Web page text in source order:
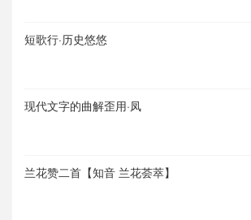
短歌行·历史悠悠
现代文字的曲解歪用·凤
兰花赞二首【知音 兰花荟萃】